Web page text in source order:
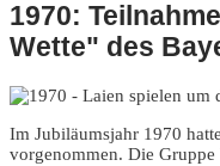
1970:
Wette" des
Im Jubiläumsjahr 1970
vorgenommen. Die